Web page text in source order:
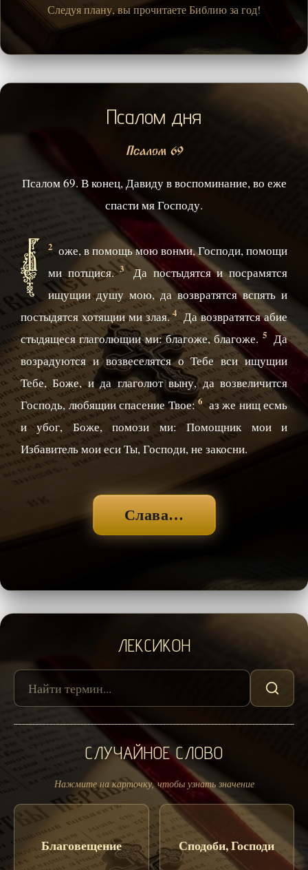
Следуя плану, вы прочитаете Библию за год!
Псалом дня
Псалом 69
Псалом 69. В конец, Давиду в воспоминание, во еже
спасти мя Господу.
2
Б
оже, в помощь мою вонми, Господи, помощи
ми потщися.3 Да постыдятся и посрамятся
ищущии душу мою, да возвратятся вспять и
постыдятся хотящии ми злая.4
Да возвратятся абие
стыдящеся глаголющии ми: благоже, благоже. 5
Да
возрадуются и возвеселятся о Тебе вси ищущии
Тебе, Боже, и да глаголют выну, да возвеличится
Господь, любящии спасение Твое:6 аз же нищ есмь
и убог, Боже, помози ми: Помощник мои и
Избавитель мои еси Ты, Господи, не закосни.
Слава…
ЛЕКСИКОН
СЛУЧАЙНОЕ СЛОВО
Нажмите на карточку, чтобы узнать значение
Благовещение Сподоби, Господи